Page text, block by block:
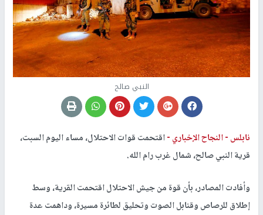
النبي صالح
نابلس -النجاح الإخباري -اقتحمت قوات الاحتلال، مساء اليوم السبت،
قرية النبي صالح، شمال غرب رام الله.
وأفادت المصادر، بأن قوة من جيش الاحتلال اقتحمت القرية، وسط
إطلاق للرصاص وقنابل الصوت وتحليق لطائرة مسيرة، وداهمت عدة